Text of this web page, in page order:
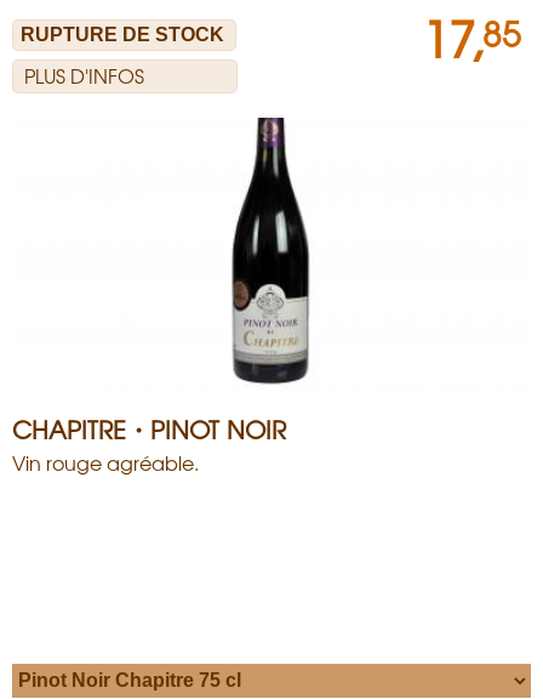
PLUS D'INFOS
17,85
CHAPITRE・PINOT NOIR
Vin rouge agréable.